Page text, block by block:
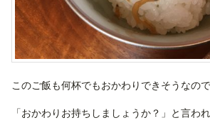
このご飯も何杯でもおかわりできそうなの
「おかわりお持ちしましょうか？」と言わ